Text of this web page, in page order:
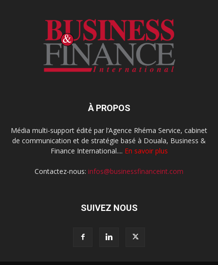
À PROPOS
Média multi-support édité par l’Agence Rhéma Service, cabinet
de communication et de stratégie basé à Douala, Business &
Finance International.... En savoir plus
Contactez-nous: infos@businessfinanceint.com
SUIVEZ NOUS